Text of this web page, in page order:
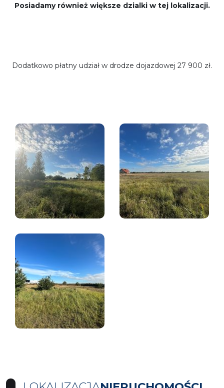
Posiadamy również większe dzialki w tej lokalizacji.
Dodatkowo płatny udział w drodze dojazdowej 27 900 zł.